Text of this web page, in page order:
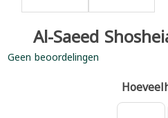
Al-Saeed
Geen beoordelingen